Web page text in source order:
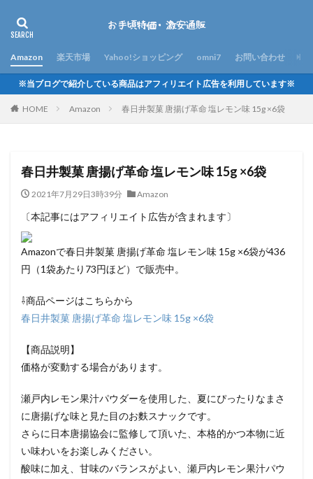
Amazon 楽天市場 Yahoo!ショッピング omni7 お問い合わせ
※当ブログで紹介している商品はアフィリエイト広告を利用しています※
HOME Amazon 春日井製菓 唐揚げ革命 塩レモン味 15g ×6袋
春日井製菓 唐揚げ革命 塩レモン味 15g ×6袋
2021年7月29日3時39分 Amazon
〔本記事にはアフィリエイト広告が含まれます〕
Amazonで春日井製菓 唐揚げ革命 塩レモン味 15g ×6袋が436
円（1袋あたり73円ほど）で販売中。
⇩商品ページはこちらから
春日井製菓 唐揚げ革命 塩レモン味 15g ×6袋
【商品説明】
価格が変動する場合があります。
瀬戸内レモン果汁パウダーを使用した、夏にぴったりなまさ
に唐揚げな味と見た目のお麩スナックです。
さらに日本唐揚協会に監修して頂いた、本格的かつ本物に近
い味わいをお楽しみください。
酸味に加え、甘味のバランスがよい、瀬戸内レモン果汁パウ